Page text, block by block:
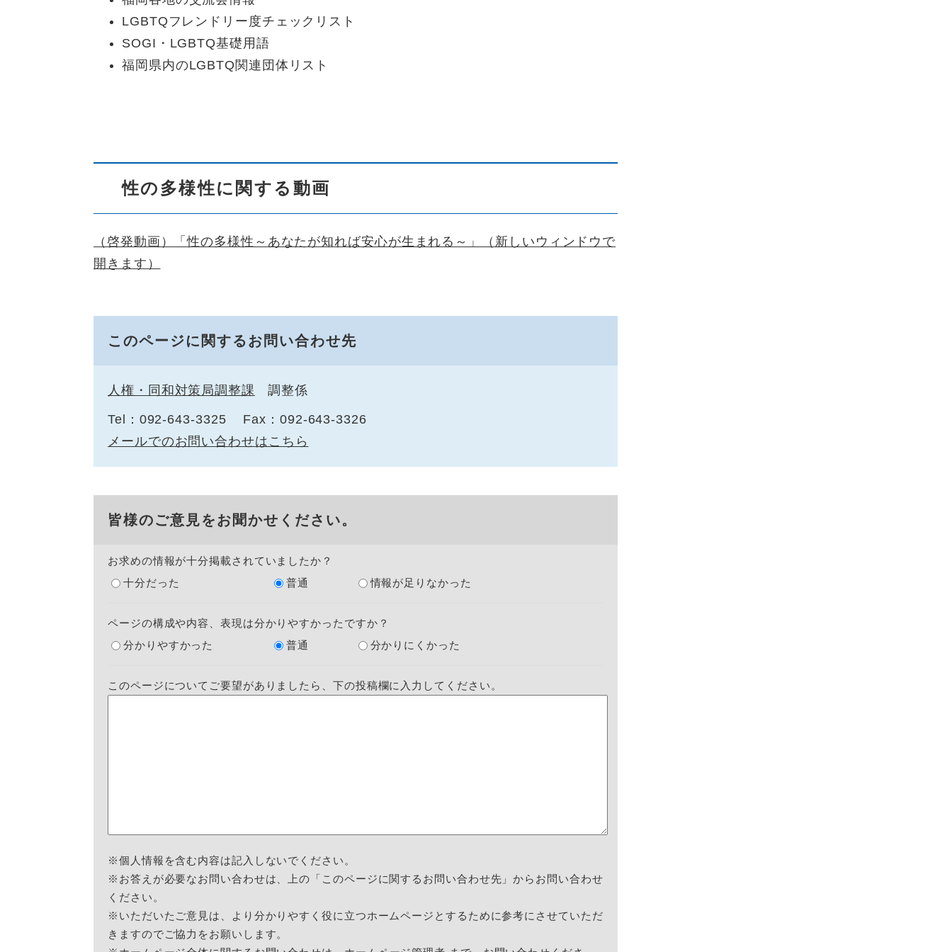
LGBTQフレンドリー度チェックリスト
SOGI・LGBTQ基礎用語
福岡県内のLGBTQ関連団体リスト
性の多様性に関する動画
（啓発動画）「性の多様性～あなたが知れば安心が生まれる～」（新しいウィンドウで
開きます）
このページに関するお問い合わせ先
人権・同和対策局調整課 調整係
Tel：092-643-3325
Fax：092-643-3326
メールでのお問い合わせはこちら
皆様のご意見をお聞かせください。
お求めの情報が十分掲載されていましたか？
十分だった
普通 情報が足りなかった
ページの構成や内容、表現は分かりやすかったですか？
分かりやすかった
普通 分かりにくかった
このページについてご要望がありましたら、下の投稿欄に入力してください。
※個人情報を含む内容は記入しないでください。
※お答えが必要なお問い合わせは、上の「このページに関するお問い合わせ先」からお問い合わせ
ください。
※いただいたご意見は、より分かりやすく役に立つホームページとするために参考にさせていただ
きますのでご協力をお願いします。